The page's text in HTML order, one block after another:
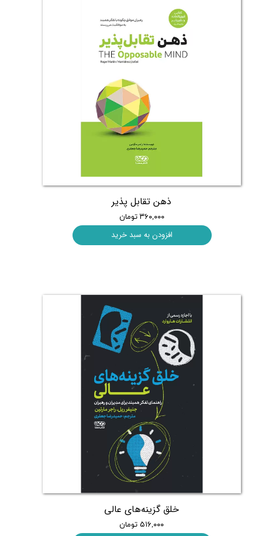
ذهن تقابل پذیر
۳۶۰,۰۰۰ تومان
افزودن به سبد خرید
خلق گزینه‌‌های عالی
۵۱۶,۰۰۰ تومان